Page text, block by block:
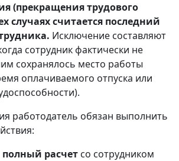
(прекращения трудового
случаях считается последний
Исключение составляют
сотрудник фактически не
сохранялось место работы
оплачиваемого отпуска или
работодатель обязан выполнить
расчет со сотрудником